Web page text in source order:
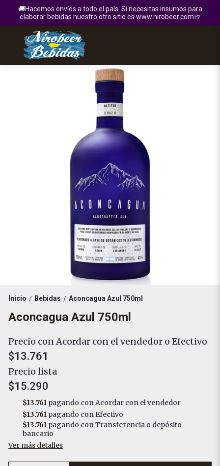
🚚Hacemos envíos a todo el país. Si necesitas insumos para
elaborar bebidas nuestro otro sitio es www.nirobeer.com🍺
Inicio / Bebidas / Aconcagua Azul 750ml
Aconcagua Azul 750ml
Precio con Acordar con el vendedor o Efectivo
$13.761
Precio lista
$15.290
$13.761pagando con Acordar con el vendedor
$13.761pagando con Efectivo
$13.761pagando con Transferencia o depósito
bancario
Ver más detalles